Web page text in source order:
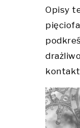
Opisy